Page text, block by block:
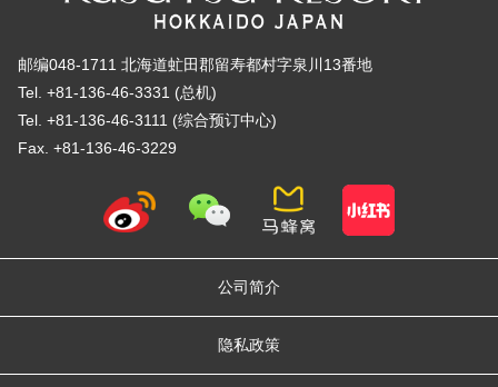
邮编048-1711 北海道虻田郡留寿都村字泉川13番地
Tel. +81-136-46-3331 (总机)
Tel. +81-136-46-3111 (综合预订中心)
Fax. +81-136-46-3229
公司简介
隐私政策